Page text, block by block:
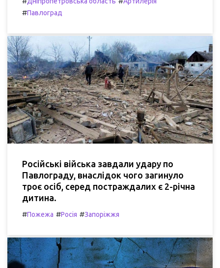
#Павлоград
Російські війська завдали удару по
Павлограду, внаслідок чого загинуло
троє осіб, серед постраждалих є 2-річна
дитина.
#Пожежа #Росія #Запоріжжя